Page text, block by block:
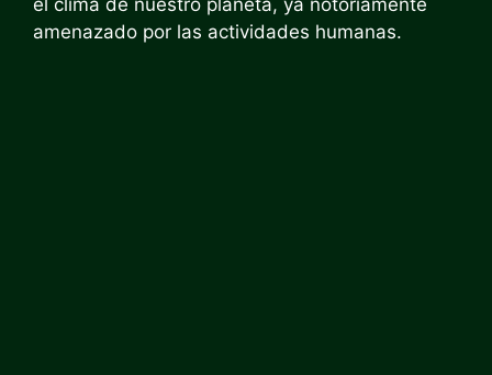
amenazado por las actividades humanas.